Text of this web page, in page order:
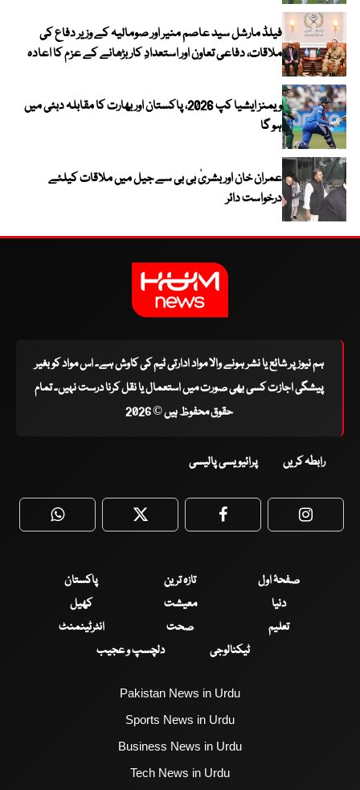
فیلڈ مارشل سید عاصم منیر اور صومالیہ کے وزیر دفاع کی
ملاقات، دفاعی تعاون اور استعدادِ کار بڑھانے کے عزم کا اعادہ
ویمنز ایشیا کپ 2026، پاکستان اور بھارت کا مقابلہ دبئی میں
ہو گا
عمران خان اور بشریٰ بی بی سے جیل میں ملاقات کیلئے
درخواست دائر
ہم نیوز پر شائع یا نشر ہونے والا مواد ادارتی ٹیم کی کاوش ہے۔ اس مواد کو بغیر
پیشگی اجازت کسی بھی صورت میں استعمال یا نقل کرنا درست نہیں۔ تمام
حقوق محفوظ ہیں © 2026
رابطہ کریں پرائیویسی پالیسی
WhatsApp Twitter Facebook
صفحۂ اول تازہ ترین
پاکستان
دنیا
معیشت
کھیل
تعلیم
صحت
انٹرٹینمنٹ
ٹیکنالوجی
دلچسپ و عجیب
Pakistan News in Urdu
Sports News in Urdu
Business News in Urdu
Tech News in Urdu